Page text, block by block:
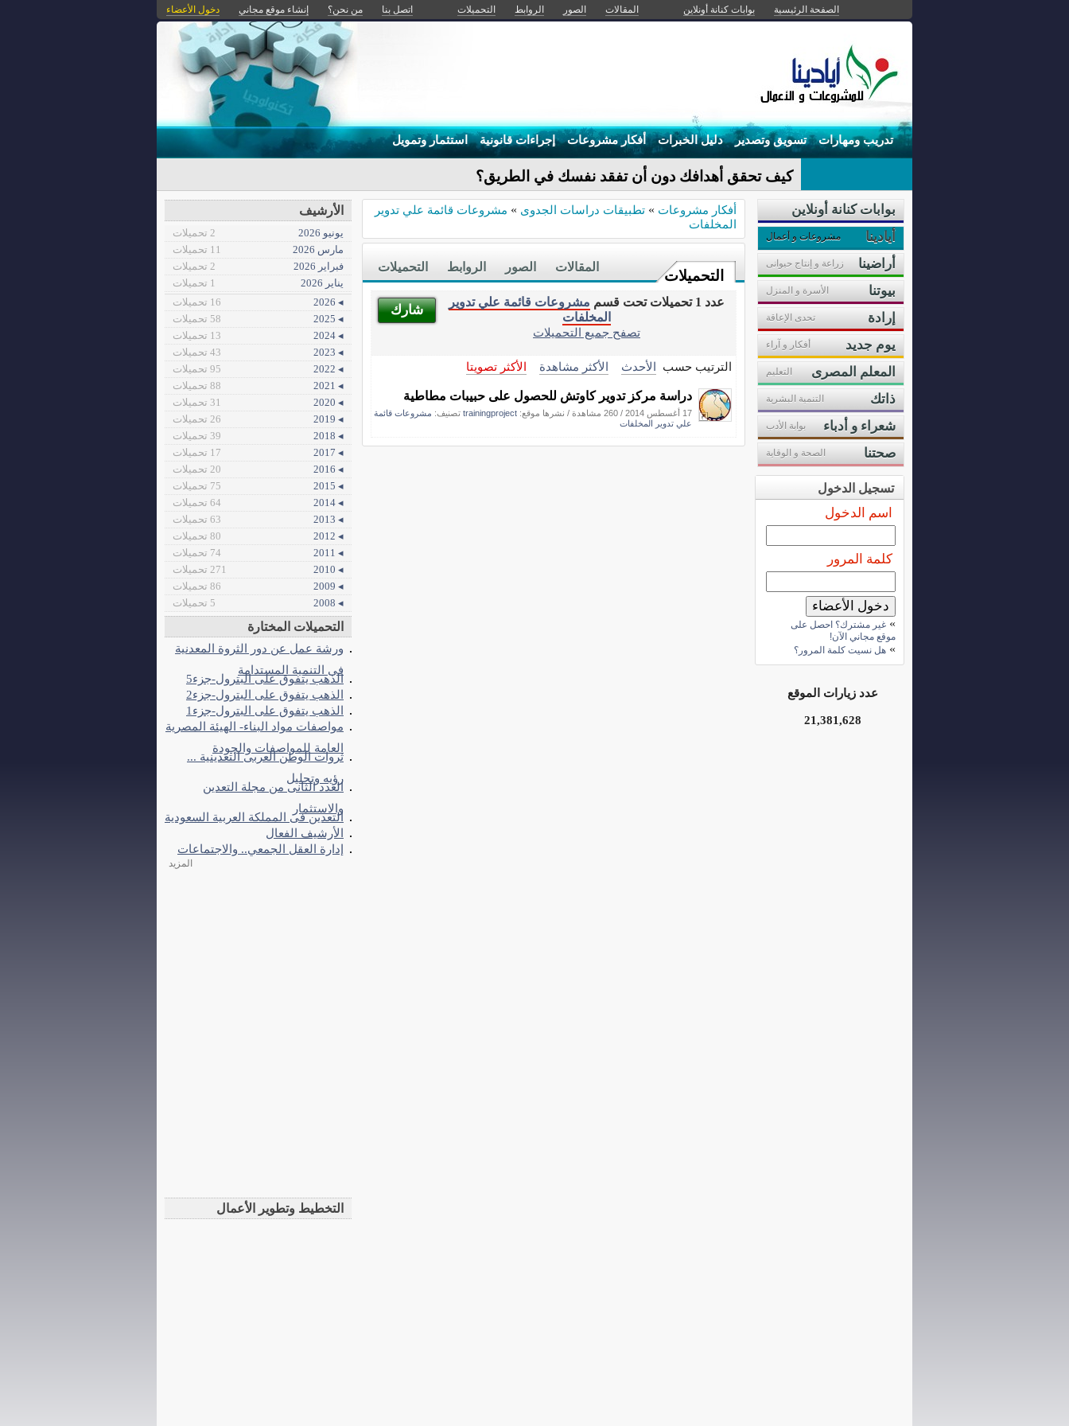
الصفحة الرئيسية بوابات كنانة أونلاين المقالات الصور الروابط التحميلات اتصل بنا من نحن؟ إنشاء موقع مجاني دخول الأعضاء
تدريب ومهارات تسويق وتصدير دليل الخبرات أفكار مشروعات إجراءات قانونية استثمار وتمويل
الحي_
أفكار مشروعات » تطبيقات دراسات الجدوى » مشروعات قائمة علي تدوير
المخلفات
التحميلات
التحميلات الروابط الصور المقالات
شارك
عدد 1 تحميلات تحت قسم
مشروعات قائمة علي تدوير
المخلفات
تصفح جميع التحميلات
الترتيب حسب الأحدث الأكثر مشاهدة الأكثر تصويتا
دراسة مركز تدوير كاوتش للحصول على حبيبات مطاطية
17 أغسطس 2014 / 260 مشاهدة / نشرها موقع: trainingproject تصنيف: مشروعات قائمة
علي تدوير المخلفات
بوابات كنانة أونلاين
أيادينا
مشروعات و أعمال
أراضينا زراعة و إنتاج حيوانى
بيوتنا الأسرة و المنزل
إرادة تحدى الإعاقة
يوم جديد أفكار و آراء
المعلم المصرى التعليم
ذاتك التنمية البشرية
شعراء و أدباء بوابة الأدب
صحتنا الصحة و الوقاية
تسجيل الدخول
اسم الدخول
كلمة المرور
» غير مشترك؟ احصل على
موقع مجاني الآن!
» هل نسيت كلمة المرور؟
عدد زيارات الموقع
21,381,628
الأرشيف
يونيو 2026
2 تحميلات
مارس 2026
11 تحميلات
فبراير 2026
2 تحميلات
يناير 2026
1 تحميلات
◂ 2026
16 تحميلات
◂ 2025
58 تحميلات
◂ 2024
13 تحميلات
◂ 2023
43 تحميلات
◂ 2022
95 تحميلات
◂ 2021
88 تحميلات
◂ 2020
31 تحميلات
◂ 2019
26 تحميلات
◂ 2018
39 تحميلات
◂ 2017
17 تحميلات
◂ 2016
20 تحميلات
◂ 2015
75 تحميلات
◂ 2014
64 تحميلات
◂ 2013
63 تحميلات
◂ 2012
80 تحميلات
◂ 2011
74 تحميلات
◂ 2010
271 تحميلات
◂ 2009
86 تحميلات
◂ 2008
5 تحميلات
التحميلات المختارة
ورشة عمل عن دور الثروة المعدنية
فى التنمية المستدامة
الذهب يتفوق على البترول-جزء5
الذهب يتفوق على البترول-جزء2
الذهب يتفوق على البترول-جزء1
مواصفات مواد البناء- الهيئة المصرية
العامة للمواصفات والجودة
ثروات الوطن العربى التعدينية ...
رؤيه وتحليل
العدد الثانى من مجلة التعدين
والاستثمار
التعدين فى المملكة العربية السعودية
الأرشيف الفعال
إدارة العقل الجمعي.. والاجتماعات
المزيد
التخطيط وتطوير الأعمال